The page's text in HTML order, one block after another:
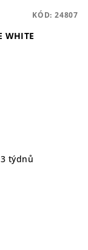
WHITE
týdnů
KÓD: 24807